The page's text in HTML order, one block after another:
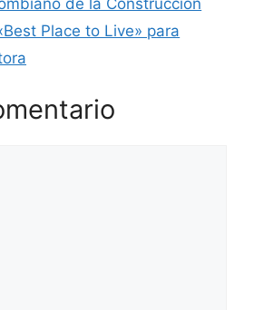
Place to Live» para